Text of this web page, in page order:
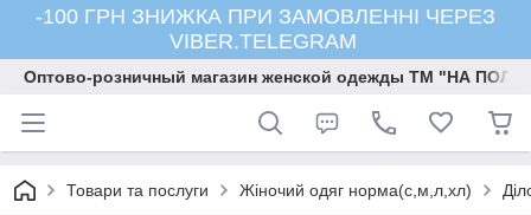
-100 ГРН ЗНИЖКА ПРИ ЗАМОВЛЕННІ ЧЕРЕЗ
VIBER.TELEGRAM
Оптово-розничный магазин женской одежды ТМ "НА
Товари та послуги Жіночий одяг норма(с,м,л,хл)